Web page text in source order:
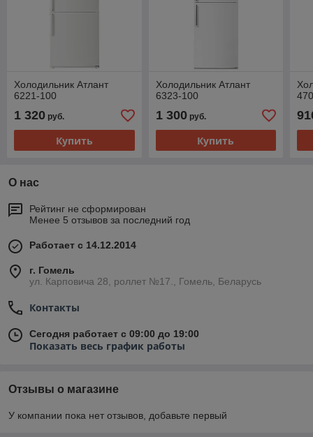
Холодильник Атлант
6221-100
1 320 руб.
Купить
Холодильник Атлант
6323-100
1 300руб.
Купить
О нас
Рейтинг не сформирован
Менее 5 отзывов за последний год
Работает с 14.12.2014
г. Гомель
ул. Карповича 28, роллет №17., Гомель, Беларусь
Контакты
Сегодня работает с 09:00 до 19:00
Показать весь график работы
Отзывы о магазине
У компании пока нет отзывов, добавьте первый